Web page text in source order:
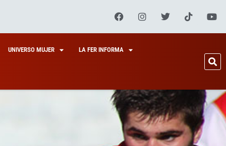
UNIVERSO MUJER LA FER INFORMA